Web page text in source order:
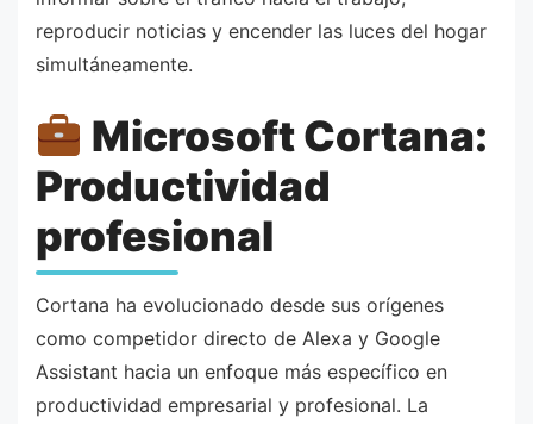
reproducir noticias y encender las luces del hogar
simultáneamente.
Microsoft Cortana:
Productividad
profesional
Cortana ha evolucionado desde sus orígenes
como competidor directo de Alexa y Google
Assistant hacia un enfoque más específico en
productividad empresarial y profesional. La